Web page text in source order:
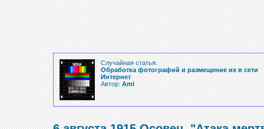
Случайная статья:
Обработка фотографий и размещение их в сети
Интернет
Автор:Aml